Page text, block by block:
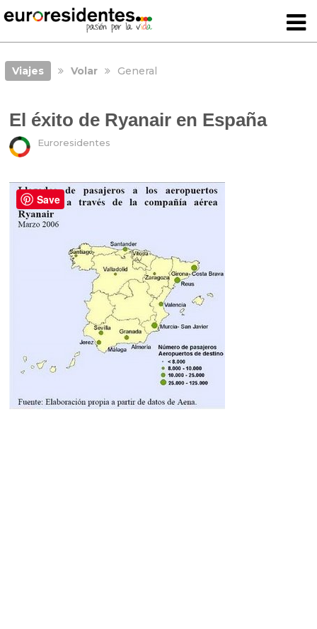
Viajes Volar General
El éxito de Ryanair en España
Euroresidentes
Save